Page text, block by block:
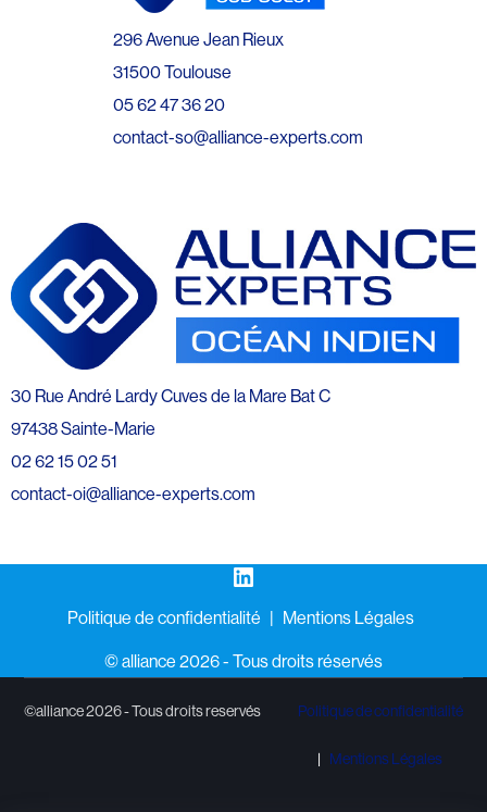
296 Avenue Jean Rieux
31500 Toulouse
05 62 47 36 20
contact-so@alliance-experts.com
30 Rue André Lardy Cuves de la Mare Bat C
97438 Sainte-Marie
02 62 15 02 51
contact-oi@alliance-experts.com
LinkedIn
Politique de confidentialité
Mentions Légales
©️ alliance 2026 - Tous droits réservés
©alliance 2026 - Tous droits reservés Politique de confidentialité
Mentions Légales